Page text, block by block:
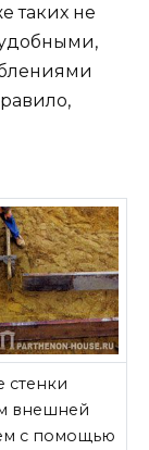
таких не
стенки
внешней
с помощью